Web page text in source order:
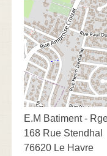
E.M Batiment -
168 Rue Stendhal
76620 Le Havre